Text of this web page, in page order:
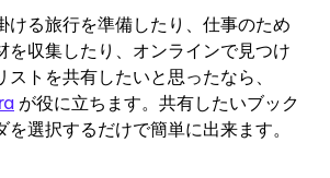
ける旅行を準備したり、仕事のため
を収集したり、オンラインで見つけ
ストを共有したいと思ったなら、
が役に立ちます。共有したいブック
を選択するだけで簡単に出来ます。